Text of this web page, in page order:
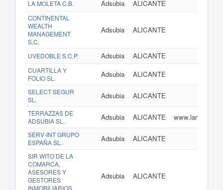
LA MOLETA C.B. Adsubia ALICANTE
CONTINENTAL
WEALTH
MANAGEMENT
S.C.
Adsubia ALICANTE
UVEDOBLE S.C.P. Adsubia ALICANTE
CUARTILLA Y
FOLIO SL.
Adsubia ALICANTE
SELECT SEGUR
SL.
Adsubia ALICANTE
TERRAZZAS DE
ADSUBIA SL.
Adsubia ALICANTE www.lartesa.es
SERV-INT GRUPO
ESPAÑA SL.
Adsubia ALICANTE
SIR WITO DE LA
COMARCA,
ASESORES Y
GESTORES
INMOBILIARIOS
Adsubia ALICANTE